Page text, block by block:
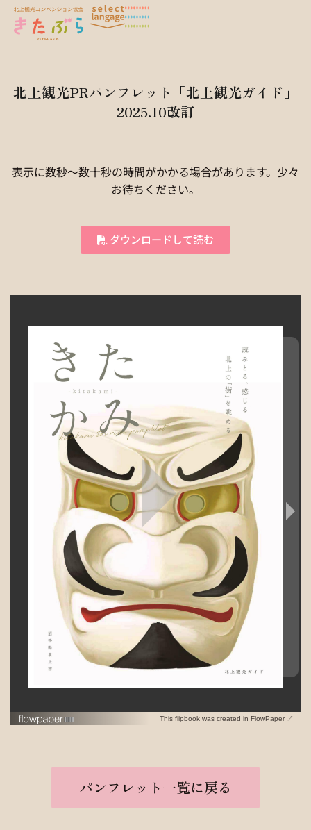
北上観光PRパンフレット「北上観光ガイド」
2025.10改訂
表示に数秒〜数十秒の時間がかかる場合があります。少々
お待ちください。
ダウンロードして読む
This flipbook was created in FlowPaper ↗
パンフレット一覧に戻る